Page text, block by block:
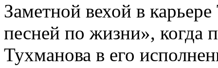
Заметной вехой в
песней по жизни», когда
Тухманова в его